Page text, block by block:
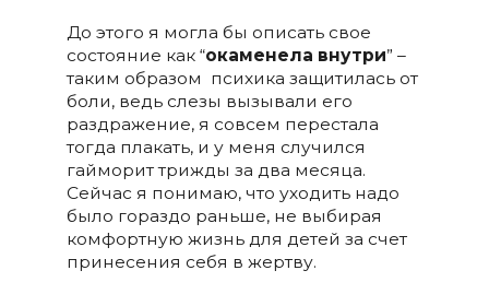
До этого я могла бы описать свое
состояние как “окаменела внутри” –
таким образом психика защитилась от
боли, ведь слезы вызывали его
раздражение, я совсем перестала
тогда плакать, и у меня случился
гайморит трижды за два месяца.
Сейчас я понимаю, что уходить надо
было гораздо раньше, не выбирая
комфортную жизнь для детей за счет
принесения себя в жертву.